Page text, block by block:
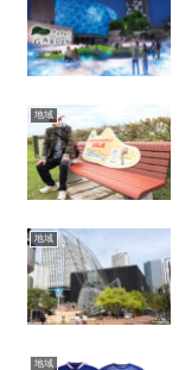
地域
地域
地域